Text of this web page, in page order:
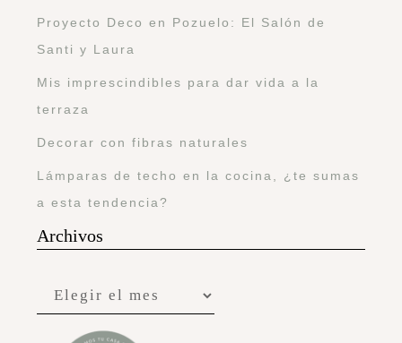
Proyecto Deco en Pozuelo: El Salón de
Santi y Laura
Mis imprescindibles para dar vida a la
terraza
Decorar con fibras naturales
Lámparas de techo en la cocina, ¿te sumas
a esta tendencia?
Archivos